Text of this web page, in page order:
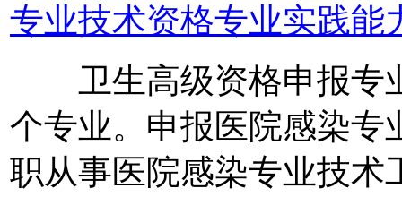
专业技术资格专业实践能
卫生高级资格申报专
个专业。申报医院感染专
职从事医院感染专业技术